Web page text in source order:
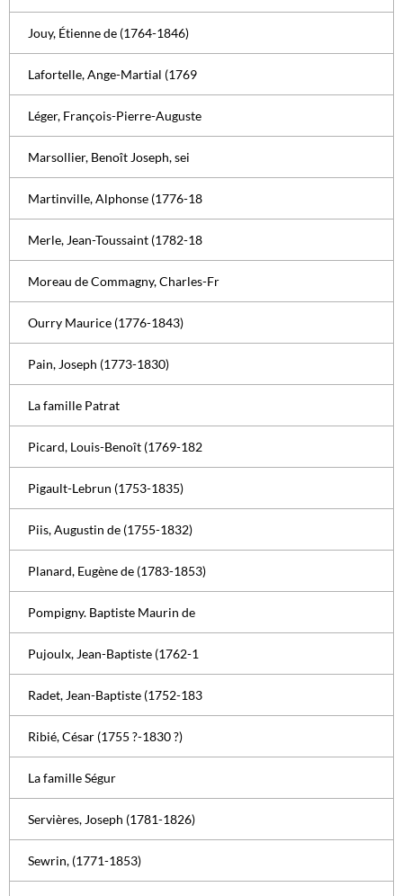
Jouy, Étienne de (1764-1846)
Lafortelle, Ange-Martial (1769
Léger, François-Pierre-Auguste
Marsollier, Benoît Joseph, sei
Martinville, Alphonse (1776-18
Merle, Jean-Toussaint (1782-18
Moreau de Commagny, Charles-Fr
Ourry Maurice (1776-1843)
Pain, Joseph (1773-1830)
La famille Patrat
Picard, Louis-Benoît (1769-182
Pigault-Lebrun (1753-1835)
Piis, Augustin de (1755-1832)
Planard, Eugène de (1783-1853)
Pompigny. Baptiste Maurin de
Pujoulx, Jean-Baptiste (1762-1
Radet, Jean-Baptiste (1752-183
Ribié, César (1755 ?-1830 ?)
La famille Ségur
Servières, Joseph (1781-1826)
Sewrin, (1771-1853)